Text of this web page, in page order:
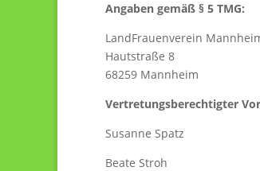
Angaben gemäß § 5 TMG:
LandFrauenverein
Hautstraße 8
68259 Mannheim
Vertretungsberechtigter
Susanne Spatz
Beate Stroh